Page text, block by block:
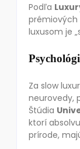
Podľa
prémiových
luxusom je
Za slow
neurovedy,
Štúdia
ktorí
prírode,